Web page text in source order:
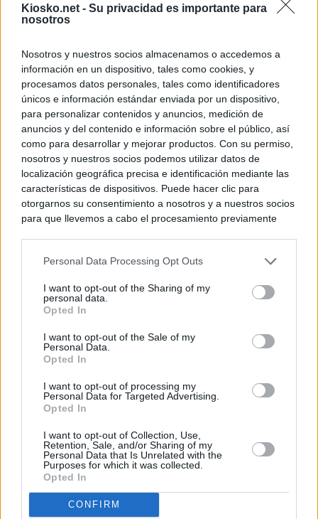
Kiosko.net - Su privacidad es importante para
nosotros
Nosotros y nuestros socios almacenamos o accedemos a
información en un dispositivo, tales como cookies, y
procesamos datos personales, tales como identificadores
únicos e información estándar enviada por un dispositivo,
para personalizar contenidos y anuncios, medición de
anuncios y del contenido e información sobre el público, así
como para desarrollar y mejorar productos. Con su permiso,
nosotros y nuestros socios podemos utilizar datos de
localización geográfica precisa e identificación mediante las
características de dispositivos. Puede hacer clic para
otorgarnos su consentimiento a nosotros y a nuestros socios
para que llevemos a cabo el procesamiento previamente
negar su consentimiento. Tenga en cuenta que algún
de su consentimiento, pero usted tiene el derecho de
rechazar tal procesamiento. Sus preferencias se aplicarán
cualquier momento entrando de nuevo en este sitio web o
visitando nuestra política de privacidad.
Personal Data Processing Opt Outs
I want to opt-out of the Sharing of my
personal data.
Opted In
I want to opt-out of the Sale of my
Personal Data.
Opted In
I want to opt-out of processing my
Personal Data for Targeted Advertising.
Opted In
I want to opt-out of Collection, Use,
Retention, Sale, and/or Sharing of my
Personal Data that Is Unrelated with the
Purposes for which it was collected.
Opted In
CONFIRM